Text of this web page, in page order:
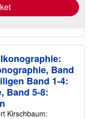
Band
Band 1-4:
Band 5-8:
Kirschbaum: